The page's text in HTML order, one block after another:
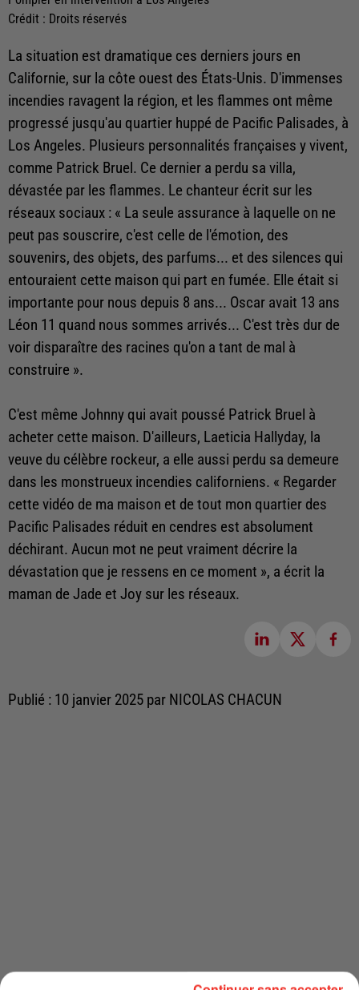
Crédit : Droits réservés
La situation est dramatique ces derniers jours en
Californie, sur la côte ouest des États-Unis. D'immenses
incendies ravagent la région, et les flammes ont même
progressé jusqu'au quartier huppé de Pacific Palisades, à
Los Angeles. Plusieurs personnalités françaises y vivent,
comme Patrick Bruel. Ce dernier a perdu sa villa,
dévastée par les flammes. Le chanteur écrit sur les
réseaux sociaux : « La seule assurance à laquelle on ne
peut pas souscrire, c'est celle de l'émotion, des
souvenirs, des objets, des parfums... et des silences qui
entouraient cette maison qui part en fumée. Elle était si
importante pour nous depuis 8 ans... Oscar avait 13 ans
Léon 11 quand nous sommes arrivés... C'est très dur de
voir disparaître des racines qu'on a tant de mal à
construire ».
C'est même Johnny qui avait poussé Patrick Bruel à
acheter cette maison. D'ailleurs, Laeticia Hallyday, la
veuve du célèbre rockeur, a elle aussi perdu sa demeure
dans les monstrueux incendies californiens. « Regarder
cette vidéo de ma maison et de tout mon quartier des
Pacific Palisades réduit en cendres est absolument
déchirant. Aucun mot ne peut vraiment décrire la
dévastation que je ressens en ce moment », a écrit la
maman de Jade et Joy sur les réseaux.
Publié : 10 janvier 2025 par NICOLAS CHACUN